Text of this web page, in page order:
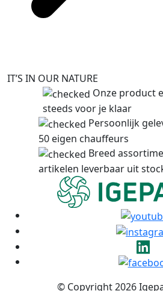
IT’S IN OUR NATURE
Onze product
steeds voor je klaar
Persoonlijk
50 eigen chauffeurs
Breed
artikelen leverbaar uit
© Copyright 2026